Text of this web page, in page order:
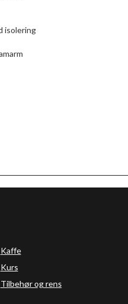
isolering
Kaffe
Kurs
Tilbehør og rens